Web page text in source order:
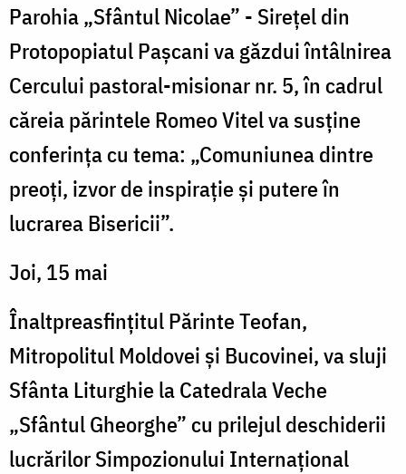
Parohia „Sfântul Nicolae” - Sirețel din
Protopopiatul Pașcani va găzdui întâlnirea
Cercului pastoral-misionar nr. 5, în cadrul
căreia părintele Romeo Vitel va susține
conferința cu tema: „Comuniunea dintre
preoți, izvor de inspirație și putere în
lucrarea Bisericii”.
Joi, 15 mai
Înaltpreasfinţitul Părinte Teofan,
Mitropolitul Moldovei şi Bucovinei, va sluji
Sfânta Liturghie la Catedrala Veche
„Sfântul Gheorghe” cu prilejul deschiderii
lucrărilor Simpozionului Internațional